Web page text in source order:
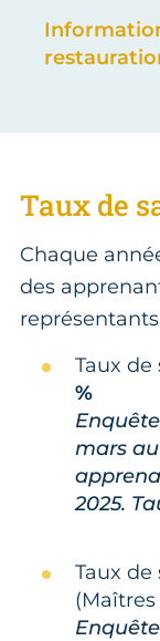
Taux de
Chaque
des
Taux de
%
mars au
2025.
Taux
(Maîtres